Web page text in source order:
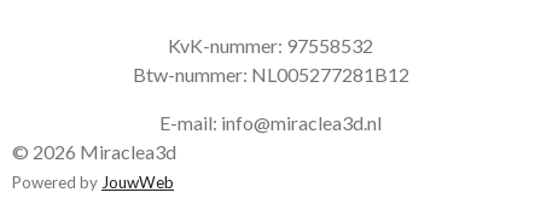
KvK-nummer: 97558532
Btw-nummer: NL005277281B12
E-mail: info@miraclea3d.nl
© 2026 Miraclea3d
Powered by JouwWeb